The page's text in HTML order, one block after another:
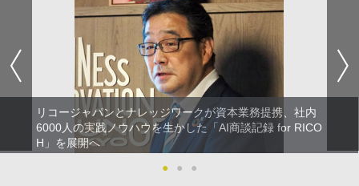
リコージャパンとナレッジワークが資本業務提携、社内
6000人の実践ノウハウを生かした「AI商談記録 for RICO
H」を展開へ
●
● ●